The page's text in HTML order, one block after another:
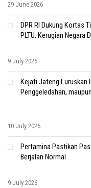
29 June 2026
DPR RI Dukung Kortas
PLTU, Kerugian Negara
9 July 2026
Kejati Jateng Luruskan
Penggeledahan,
10 July 2026
Pertamina Pastikan
Berjalan Normal
9 July 2026